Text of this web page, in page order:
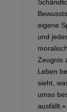
eigene
und
Zeugnis
Leben
sieht,
umso
ausfällt.«